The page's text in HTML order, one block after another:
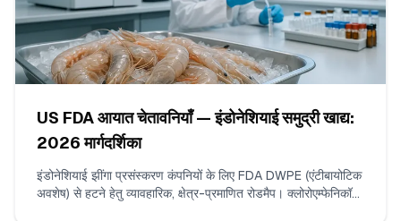
US FDA आयात चेतावनियाँ — इंडोनेशियाई समुद्री खाद्य:
2026 मार्गदर्शिका
इंडोनेशियाई झींगा प्रसंस्करण कंपनियों के लिए FDA DWPE (एंटीबायोटिक
अवशेष) से हटने हेतु व्यावहारिक, क्षेत्र-प्रमाणित रोडमैप। क्लोरोएम्फेनिकॉल